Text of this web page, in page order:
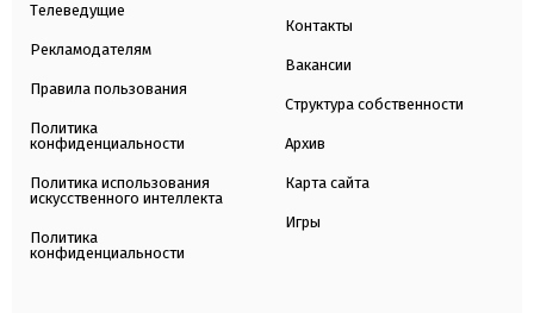
Телеведущие
Рекламодателям
Правила пользования
Политика
конфиденциальности
Политика использования
искусственного интеллекта
Политика
конфиденциальности
Контакты
Вакансии
Структура собственности
Архив
Карта сайта
Игры